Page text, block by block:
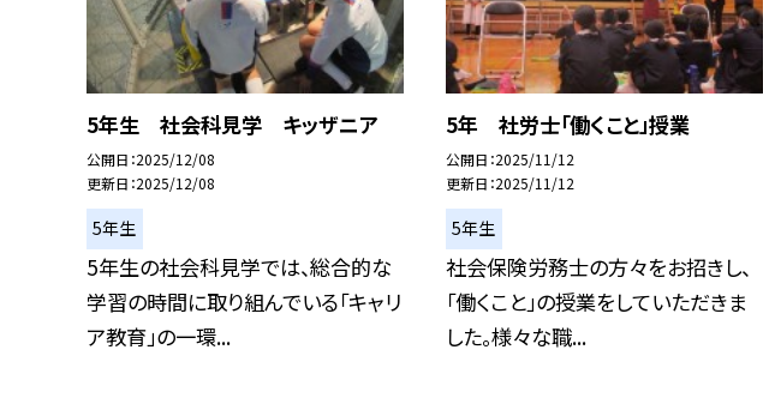
5年生 社会科見学 キッザニア
公開日 2025/12/08
更新日 2025/12/08
5年生
5年生の社会科見学では、総合的な
学習の時間に取り組んでいる「キャリ
ア教育」の一環...
5年 社労士「働くこと」授業
公開日 2025/11/12
更新日 2025/11/12
5年生
社会保険労務士の方々をお招きし、
「働くこと」の授業をしていただきま
した。様々な職...